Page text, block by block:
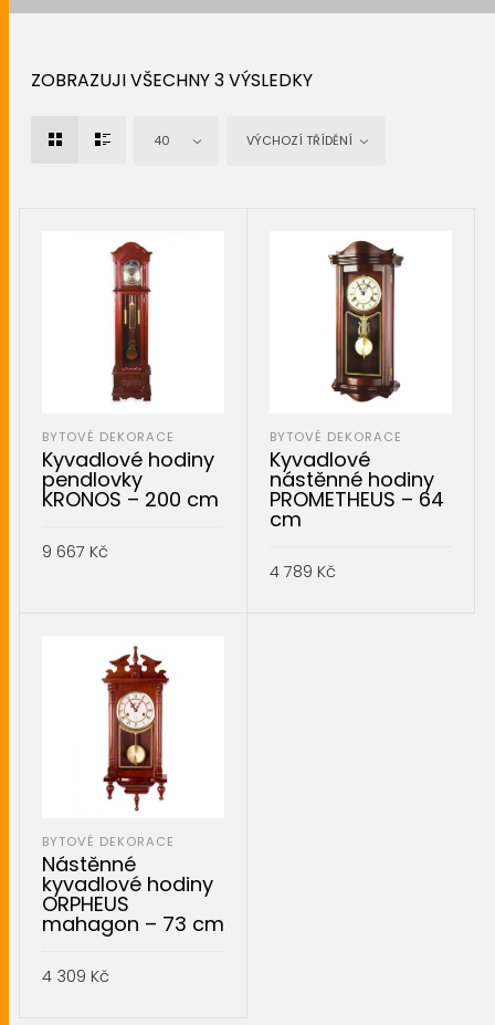
ZOBRAZUJI VŠECHNY 3 VÝSLEDKY
40 VÝCHOZÍ TŘÍDĚNÍ
BYTOVÉ DEKORACE
Kyvadlové hodiny
pendlovky
KRONOS – 200 cm
9 667 Kč
BYTOVÉ DEKORACE
Kyvadlové
nástěnné hodiny
PROMETHEUS – 64
cm
4 789 Kč
BYTOVÉ DEKORACE
Nástěnné
kyvadlové hodiny
ORPHEUS
mahagon – 73 cm
4 309 Kč